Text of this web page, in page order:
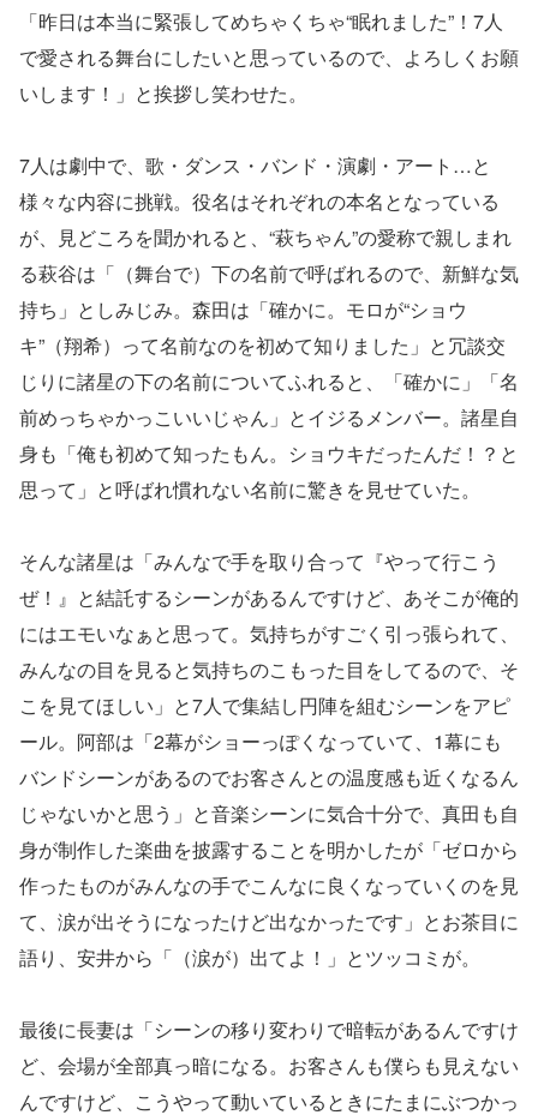
「昨日は本当に緊張してめちゃくちゃ“眠れました”！7人
で愛される舞台にしたいと思っているので、よろしくお願
いします！」と挨拶し笑わせた。
7人は劇中で、歌・ダンス・バンド・演劇・アート…と
様々な内容に挑戦。役名はそれぞれの本名となっている
が、見どころを聞かれると、“萩ちゃん”の愛称で親しまれ
る萩谷は「（舞台で）下の名前で呼ばれるので、新鮮な気
持ち」としみじみ。森田は「確かに。モロが“ショウ
キ”（翔希）って名前なのを初めて知りました」と冗談交
じりに諸星の下の名前についてふれると、「確かに」「名
前めっちゃかっこいいじゃん」とイジるメンバー。諸星自
身も「俺も初めて知ったもん。ショウキだったんだ！？と
思って」と呼ばれ慣れない名前に驚きを見せていた。
そんな諸星は「みんなで手を取り合って『やって行こう
ぜ！』と結託するシーンがあるんですけど、あそこが俺的
にはエモいなぁと思って。気持ちがすごく引っ張られて、
みんなの目を見ると気持ちのこもった目をしてるので、そ
こを見てほしい」と7人で集結し円陣を組むシーンをアピ
ール。阿部は「2幕がショーっぽくなっていて、1幕にも
バンドシーンがあるのでお客さんとの温度感も近くなるん
じゃないかと思う」と音楽シーンに気合十分で、真田も自
身が制作した楽曲を披露することを明かしたが「ゼロから
作ったものがみんなの手でこんなに良くなっていくのを見
て、涙が出そうになったけど出なかったです」とお茶目に
語り、安井から「（涙が）出てよ！」とツッコミが。
最後に長妻は「シーンの移り変わりで暗転があるんですけ
ど、会場が全部真っ暗になる。お客さんも僕らも見えない
んですけど、こうやって動いているときにたまにぶつかっ